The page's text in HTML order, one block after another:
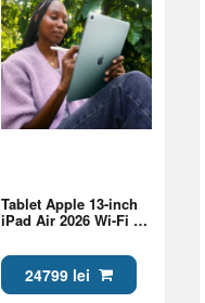
Tablet Apple 13-inch
iPad Air 2026 Wi-Fi +
(MH9L4QA/A)
24799 lei